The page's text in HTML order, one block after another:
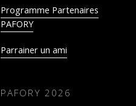
Programme Partenaires
PAFORY
Parrainer un ami
PAFORY 2026